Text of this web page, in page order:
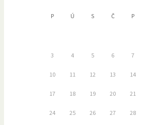
P Ú S Č P
3 4 5 6 7
10 11 12 13 14
17 18 19 20 21
24 25 26 27 28